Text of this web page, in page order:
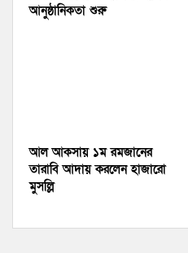
আনুষ্ঠানিকতা শুরু
আল আকসায় ১ম রমজানের
তারাবি আদায় করলেন হাজারো
মুসল্লি